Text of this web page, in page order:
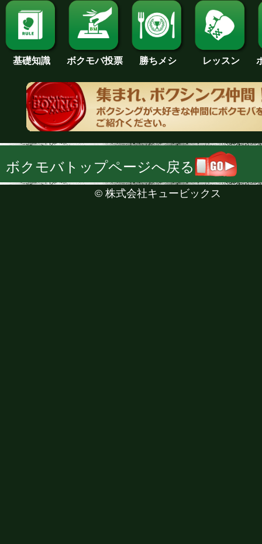
基礎知識 ボクモバ投票 勝ちメシ レッスン
ボクモバトップページへ戻る
© 株式会社キュービックス